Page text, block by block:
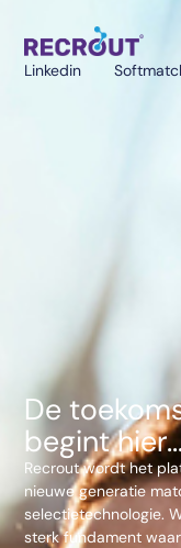
Linkedin
De
begint hier...
Recrout wordt het
nieuwe generatie
selectietechnologie.
sterk fundament